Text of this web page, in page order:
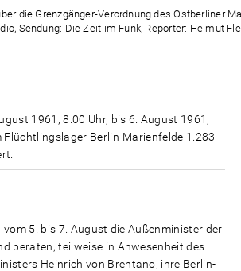
Zeit
die Grenzgänger-Verordnung des Ostberliner
Sendung: Die Zeit im Funk, Reporter: Helmut
1961, 8.00 Uhr, bis 6. August 1961,
Flüchtlingslager Berlin-Marienfelde 1.283
5. bis 7. August die Außenminister der
beraten, teilweise in Anwesenheit des
Heinrich von Brentano, ihre Berlin-